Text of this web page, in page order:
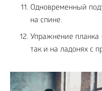
Одновременный
на спине.
Упражнение планка
так и на ладонях с